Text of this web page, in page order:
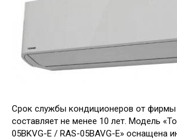
Срок службы кондиционеров от фирмы
составляет не менее 10 лет. Модель
05BKVG-E / RAS-05BAVG-E» оснащена